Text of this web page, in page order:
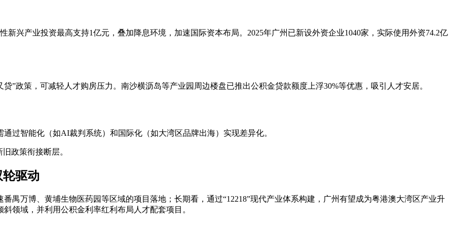
产业投资最高支持1亿元，叠加降息环境，加速国际资本布局。2025年广州已新设外资企业1040家，实际使用外资74.2亿
策，可减轻人才购房压力。南沙横沥岛等产业园周边楼盘已推出公积金贷款额度上浮30%等优惠，吸引人才安居。
智能化（如AI裁判系统）和国际化（如大湾区品牌出海）实现差异化。
政策衔接断层。
驱动
万博、黄埔生物医药园等区域的项目落地；长期看，通过“12218”现代产业体系构建，广州有望成为粤港澳大湾区产业升
领域，并利用公积金利率红利布局人才配套项目。